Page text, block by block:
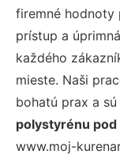
firemné
prístup a
každého
mieste. Naši
bohatú prax a
polystyrénu
www.moj-